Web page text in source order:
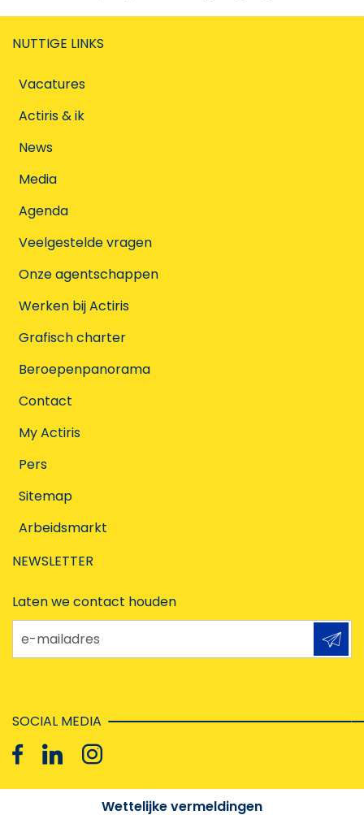
NUTTIGE LINKS
Vacatures
Actiris & ik
News
Media
Agenda
Veelgestelde vragen
Onze agentschappen
Werken bij Actiris
Grafisch charter
Beroepenpanorama
Contact
My Actiris
Pers
Sitemap
Arbeidsmarkt
NEWSLETTER
Laten we contact houden
e-mailadres
SOCIAL MEDIA
Wettelijke vermeldingen